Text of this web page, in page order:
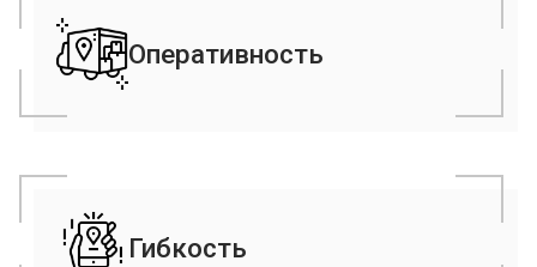
Оперативность
Забор и доставка грузов день в день, в выходные
Гибкость